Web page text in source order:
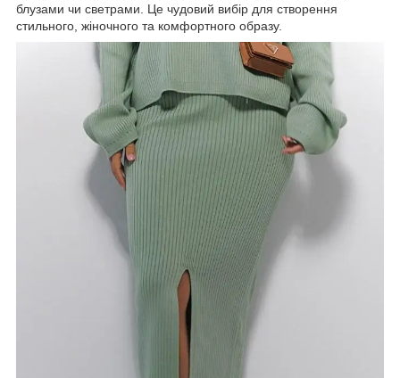
блузами чи светрами. Це чудовий вибір для створення
стильного, жіночного та комфортного образу.